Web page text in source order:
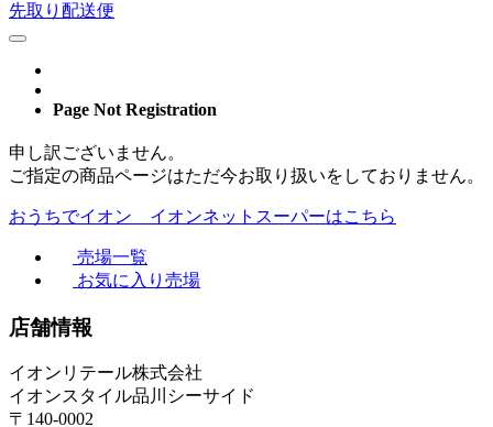
先取り配送便
Page Not Registration
申し訳ございません。
ご指定の商品ページはただ今お取り扱いをしておりません。
おうちでイオン イオンネットスーパーはこちら
売場一覧
お気に入り売場
店舗情報
イオンリテール株式会社
イオンスタイル品川シーサイド
〒140-0002